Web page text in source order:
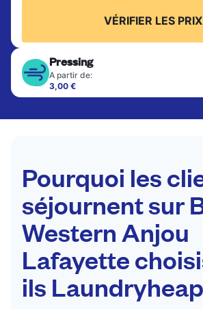
VÉRIFIER LES PRIX
Pressing
A partir de:
3,00 €
Les articles délicats sont
costumes, les robes, les
VÉRIFIER LES PRIX
Pourquoi les
séjournent sur
Western Anjou
Lafayette
ils